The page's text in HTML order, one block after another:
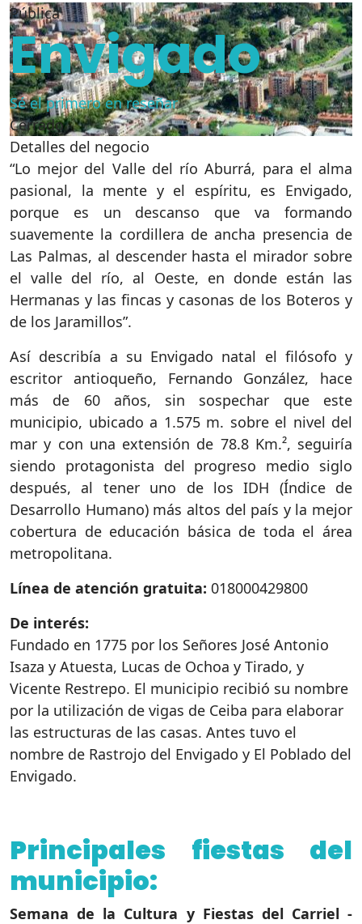
Pública
Envigado
Sé el primero en reseñar
Cerrado
Detalles del negocio
“Lo mejor del Valle del río Aburrá, para el alma
pasional, la mente y el espíritu, es Envigado,
porque es un descanso que va formando
suavemente la cordillera de ancha presencia de
Las Palmas, al descender hasta el mirador sobre
el valle del río, al Oeste, en donde están las
Hermanas y las fincas y casonas de los Boteros y
de los Jaramillos”.
Así describía a su Envigado natal el filósofo y
escritor antioqueño, Fernando González, hace
más de 60 años, sin sospechar que este
municipio, ubicado a 1.575 m. sobre el nivel del
mar y con una extensión de 78.8 Km.², seguiría
siendo protagonista del progreso medio siglo
después, al tener uno de los IDH (Índice de
Desarrollo Humano) más altos del país y la mejor
cobertura de educación básica de toda el área
metropolitana.
Línea de atención gratuita: 018000429800
De interés:
Fundado en 1775 por los Señores José Antonio
Isaza y Atuesta, Lucas de Ochoa y Tirado, y
Vicente Restrepo. El municipio recibió su nombre
por la utilización de vigas de Ceiba para elaborar
las estructuras de las casas. Antes tuvo el
nombre de Rastrojo del Envigado y El Poblado del
Envigado.
Principales fiestas del
municipio:
Semana de la Cultura y Fiestas del Carriel -